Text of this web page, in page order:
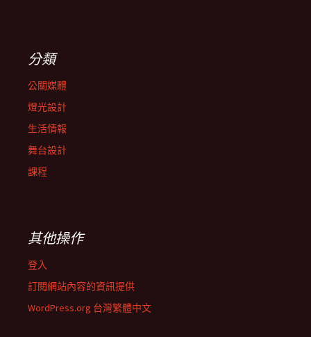
分類
公關媒體
燈光設計
生活情報
舞台設計
課程
其他操作
登入
訂閱網站內容的資訊提供
WordPress.org 台灣繁體中文